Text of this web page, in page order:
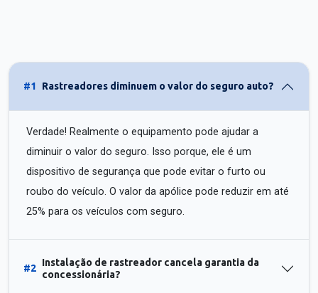
#1 Rastreadores diminuem o valor do seguro auto?
Verdade! Realmente o equipamento pode ajudar a
diminuir o valor do seguro. Isso porque, ele é um
dispositivo de segurança que pode evitar o furto ou
roubo do veículo. O valor da apólice pode reduzir em até
25% para os veículos com seguro.
#2
Instalação de rastreador cancela garantia da
concessionária?